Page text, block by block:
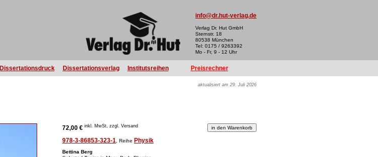
info@dr.hut-verlag.de
Verlag Dr. Hut GmbH
Sternstr. 18
80538 München
Tel: 0175 / 9263392
Mo - Fr, 9 - 12 Uhr
Dissertationsdruck Dissertationsverlag Institutsreihen Preisrechner
aktualisiert am 29. Juli 2026
72,00 € inkl. MwSt, zzgl. Versand
978-3-86853-323-1 , Reihe Physik
Bettina Berg